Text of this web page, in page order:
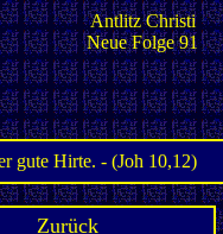
Antlitz Christi
Neue Folge 91
gute Hirte. - (Joh 10,12)
Zurück